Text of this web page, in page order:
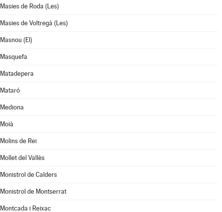
Masies de Roda (Les)
Masies de Voltregà (Les)
Masnou (El)
Masquefa
Matadepera
Mataró
Mediona
Moià
Molins de Rei
Mollet del Vallès
Monistrol de Calders
Monistrol de Montserrat
Montcada i Reixac